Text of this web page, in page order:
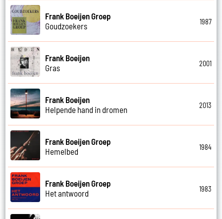
Frank Boeijen Groep
Goudzoekers
1987
Frank Boeijen
Gras
2001
Frank Boeijen
Helpende hand in dromen
2013
Frank Boeijen Groep
Hemelbed
1984
Frank Boeijen Groep
Het antwoord
1983